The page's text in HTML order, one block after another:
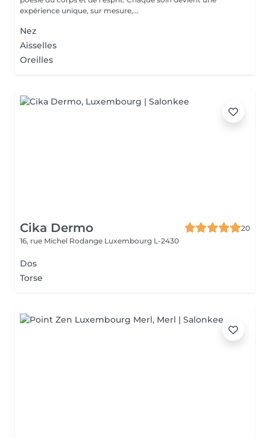
expérience unique, sur mesure,...
Nez
Aisselles
Oreilles
Cika Dermo
20
16, rue Michel Rodange Luxembourg L-2430
Dos
Torse